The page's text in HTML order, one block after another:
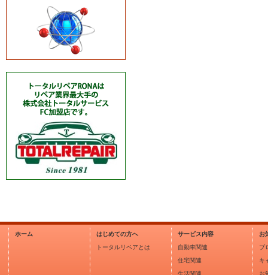
ホーム
はじめての方へ
トータルリペアとは
サービス内容
自動車関連
住宅関連
生活関連
お
ブ
キ
お